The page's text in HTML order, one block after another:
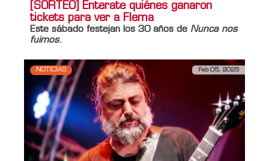
[SORTEO] Enterate quiénes ganaron
tickets para ver a Flema
Este sábado festejan los 30 años de Nunca nos
fuimos.
NOTICIAS Feb 05, 2025